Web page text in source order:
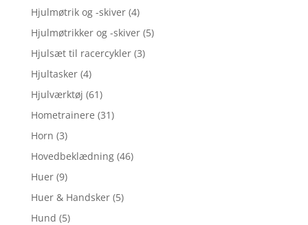
Hjulmøtrik og -skiver (4)
Hjulmøtrikker og -skiver (5)
Hjulsæt til racercykler (3)
Hjultasker (4)
Hjulværktøj (61)
Hometrainere (31)
Horn (3)
Hovedbeklædning (46)
Huer (9)
Huer & Handsker (5)
Hund (5)